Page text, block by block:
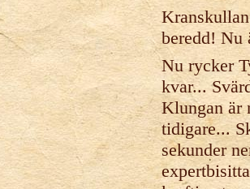
beredd!
Nu rycker
kvar...
Klungan är
tidigare...
sekunder